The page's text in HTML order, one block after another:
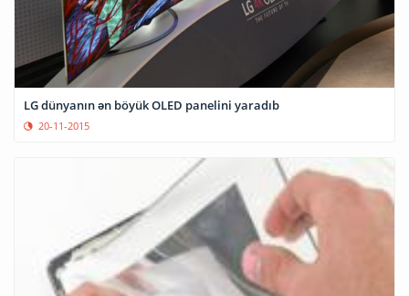
LG dünyanın ən böyük OLED panelini yaradıb
20-11-2015